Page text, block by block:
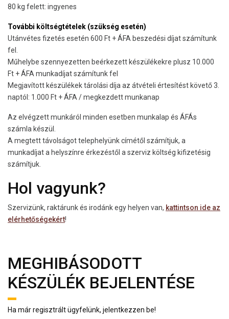
80 kg felett: ingyenes
További költségtételek (szükség esetén)
Utánvétes fizetés esetén 600 Ft + ÁFA beszedési díjat számítunk
fel.
Műhelybe szennyezetten beérkezett készülékekre plusz 10.000
Ft + ÁFA munkadíjat számítunk fel
Megjavított készülékek tárolási díja az átvételi értesítést követő 3.
naptól: 1.000 Ft + ÁFA / megkezdett munkanap
Az elvégzett munkáról minden esetben munkalap és ÁFÁs
számla készül.
A megtett távolságot telephelyünk címétől számítjuk, a
munkadíjat a helyszínre érkezéstől a szerviz költség kifizetésig
számítjuk.
Hol vagyunk?
Szervizünk, raktárunk és irodánk egy helyen van, kattintson ide az
elérhetőségekért!
MEGHIBÁSODOTT
KÉSZÜLÉK BEJELENTÉSE
Ha már regisztrált ügyfelünk, jelentkezzen be!